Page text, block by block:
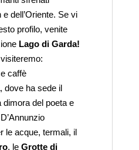
e dell’Oriente. Se vi
profilo, venite
Lago di Garda!
caffè
, dove ha sede il
dimora del poeta e
le acque, termali, il
, le Grotte di